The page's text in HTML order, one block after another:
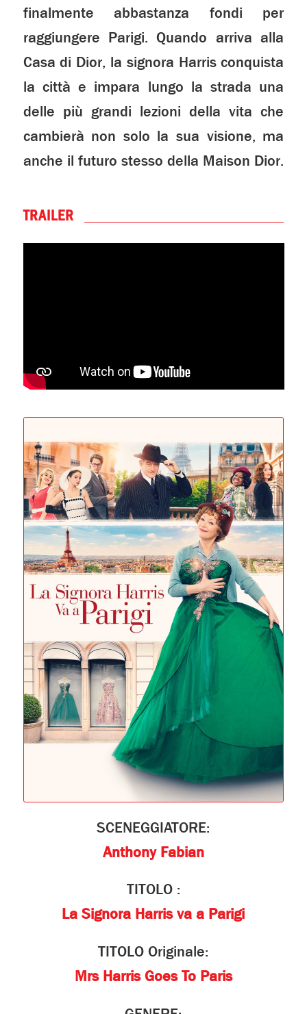
finalmente abbastanza fondi per
raggiungere Parigi. Quando arriva alla
Casa di Dior, la signora Harris conquista
la città e impara lungo la strada una
delle più grandi lezioni della vita che
cambierà non solo la sua visione, ma
anche il futuro stesso della Maison Dior.
TRAILER
SCENEGGIATORE:
Anthony Fabian
TITOLO :
La Signora Harris va a Parigi
TITOLO Originale:
Mrs Harris Goes To Paris